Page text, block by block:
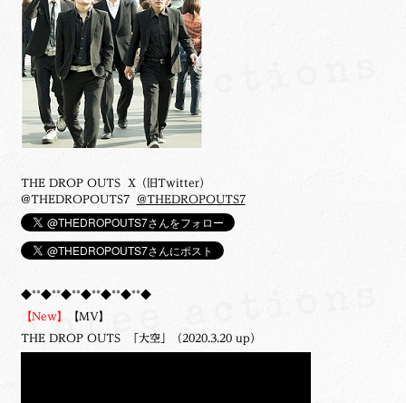
THE DROP OUTS X（旧Twitter）
@THEDROPOUTS7 @THEDROPOUTS7
◆**◆**◆**◆**◆**◆**◆
【New】 【MV】
THE DROP OUTS 「大空」（2020.3.20 up）